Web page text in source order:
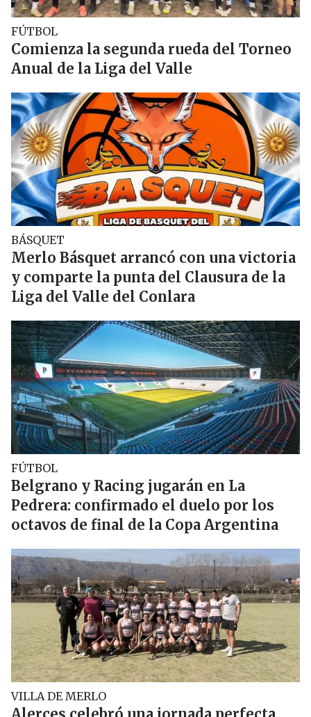
FÚTBOL
Comienza la segunda rueda del Torneo
Anual de la Liga del Valle
BÁSQUET
Merlo Básquet arrancó con una victoria
y comparte la punta del Clausura de la
Liga del Valle del Conlara
FÚTBOL
Belgrano y Racing jugarán en La
Pedrera: confirmado el duelo por los
octavos de final de la Copa Argentina
VILLA DE MERLO